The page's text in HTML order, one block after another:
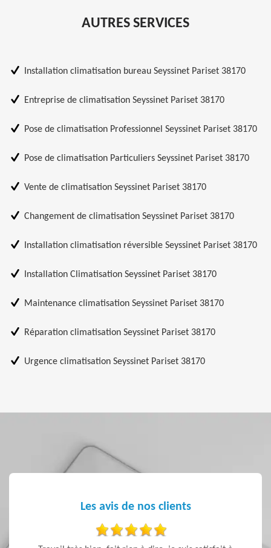
AUTRES SERVICES
Installation climatisation bureau Seyssinet Pariset 38170
Entreprise de climatisation Seyssinet Pariset 38170
Pose de climatisation Professionnel Seyssinet Pariset 38170
Pose de climatisation Particuliers Seyssinet Pariset 38170
Vente de climatisation Seyssinet Pariset 38170
Changement de climatisation Seyssinet Pariset 38170
Installation climatisation réversible Seyssinet Pariset 38170
Installation Climatisation Seyssinet Pariset 38170
Maintenance climatisation Seyssinet Pariset 38170
Réparation climatisation Seyssinet Pariset 38170
Urgence climatisation Seyssinet Pariset 38170
Les avis de nos clients